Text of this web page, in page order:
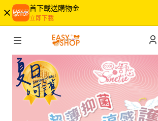
首下載送購物金
立即下載